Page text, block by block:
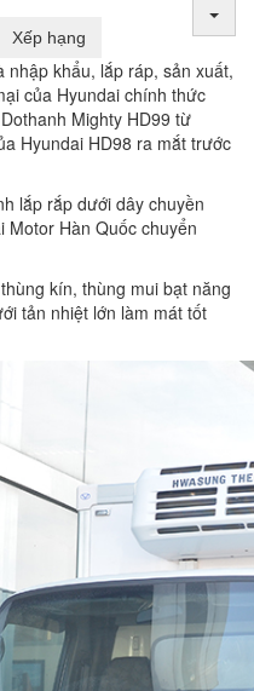
khẩu, lắp ráp, sản xuất,
của Hyundai chính thức
Mighty HD99 từ
Hyundai HD98 ra mắt trước
lắp rắp dưới dây chuyền
Motor Hàn Quốc chuyển
kín, thùng mui bạt năng
tản nhiệt lớn làm mát tốt